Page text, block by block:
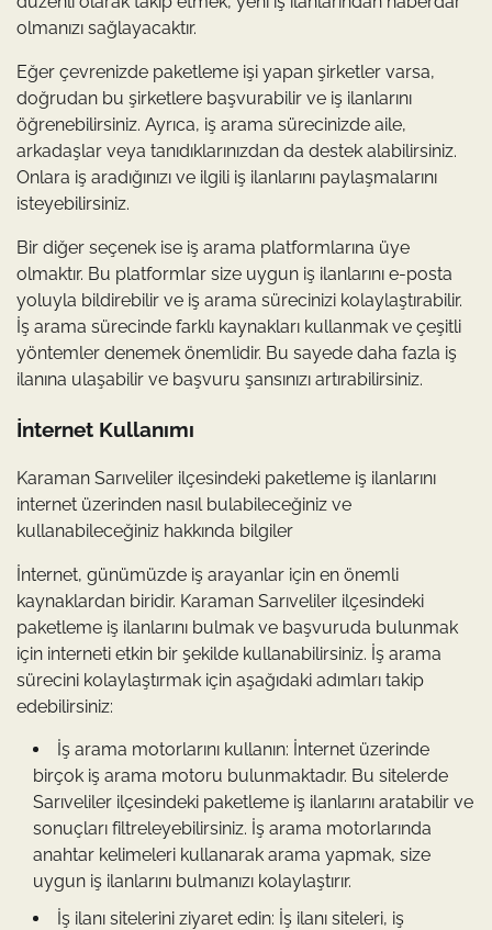
olmanızı sağlayacaktır.
Eğer çevrenizde paketleme işi yapan şirketler varsa,
doğrudan bu şirketlere başvurabilir ve iş ilanlarını
öğrenebilirsiniz. Ayrıca, iş arama sürecinizde aile,
arkadaşlar veya tanıdıklarınızdan da destek alabilirsiniz.
Onlara iş aradığınızı ve ilgili iş ilanlarını paylaşmalarını
isteyebilirsiniz.
Bir diğer seçenek ise iş arama platformlarına üye
olmaktır. Bu platformlar size uygun iş ilanlarını e-posta
yoluyla bildirebilir ve iş arama sürecinizi kolaylaştırabilir.
İş arama sürecinde farklı kaynakları kullanmak ve çeşitli
yöntemler denemek önemlidir. Bu sayede daha fazla iş
ilanına ulaşabilir ve başvuru şansınızı artırabilirsiniz.
İnternet Kullanımı
Karaman Sarıveliler ilçesindeki paketleme iş ilanlarını
internet üzerinden nasıl bulabileceğiniz ve
kullanabileceğiniz hakkında bilgiler
İnternet, günümüzde iş arayanlar için en önemli
kaynaklardan biridir. Karaman Sarıveliler ilçesindeki
paketleme iş ilanlarını bulmak ve başvuruda bulunmak
için interneti etkin bir şekilde kullanabilirsiniz. İş arama
sürecini kolaylaştırmak için aşağıdaki adımları takip
edebilirsiniz:
İş arama motorlarını kullanın: İnternet üzerinde
birçok iş arama motoru bulunmaktadır. Bu sitelerde
Sarıveliler ilçesindeki paketleme iş ilanlarını aratabilir ve
sonuçları filtreleyebilirsiniz. İş arama motorlarında
anahtar kelimeleri kullanarak arama yapmak, size
uygun iş ilanlarını bulmanızı kolaylaştırır.
İş ilanı sitelerini ziyaret edin: İş ilanı siteleri, iş